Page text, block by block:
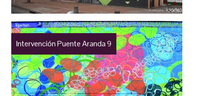
Intervención Puente Aranda 9